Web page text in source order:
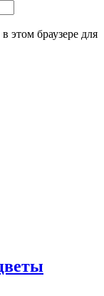
этом браузере для